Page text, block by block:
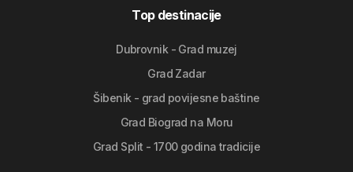
Top destinacije
Dubrovnik - Grad muzej
Grad Zadar
Šibenik - grad povijesne baštine
Grad Biograd na Moru
Grad Split - 1700 godina tradicije